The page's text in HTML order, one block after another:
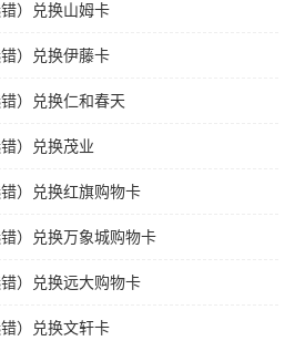
）兑换山姆卡
）兑换伊藤卡
）兑换仁和春天
）兑换茂业
）兑换红旗购物卡
）兑换万象城购物卡
）兑换远大购物卡
）兑换文轩卡